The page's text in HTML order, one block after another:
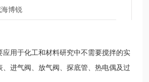
海博锐
应用于化工和材料研究中不需要搅拌的实
、进气阀、放气阀、探底管、热电偶及过